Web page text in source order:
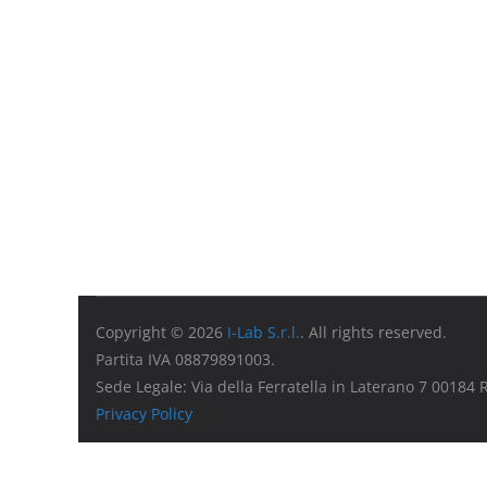
Copyright © 2026 I-Lab S.r.l.. All rights reserved.
Partita IVA 08879891003.
Sede Legale: Via della Ferratella in Laterano 7 00184
Privacy Policy